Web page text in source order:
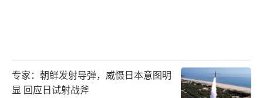
专家：朝鲜发射导弹，威慑日本意图明
显 回应日试射战斧